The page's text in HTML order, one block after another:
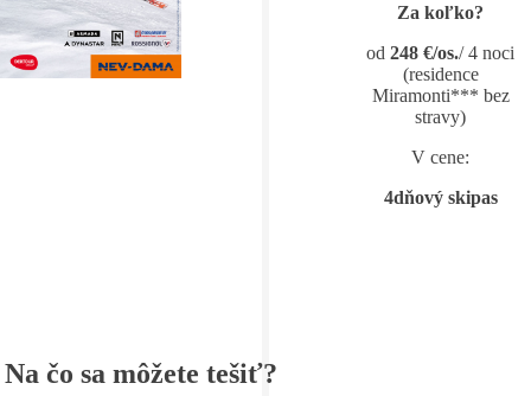
Za koľko?
od 248 €/os./ 4 noci
(residence
Miramonti*** bez
stravy)
V cene:
4dňový skipas
Na čo sa môžete tešiť?